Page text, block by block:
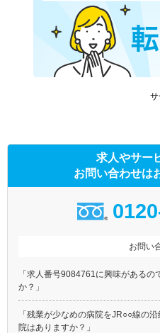
求人やサー
お問い合わせは
お問い
「求人番号9084761に興味がある
か？」
「残業が少なめの病院をJR○○線の
院はありますか？」